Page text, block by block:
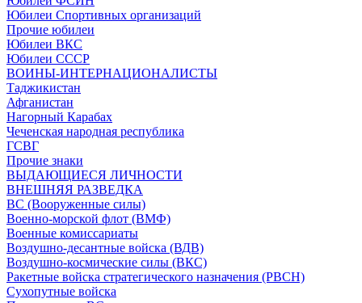
Юбилеи Спортивных организаций
Прочие юбилеи
Юбилеи ВКС
Юбилеи СССР
ВОИНЫ-ИНТЕРНАЦИОНАЛИСТЫ
Таджикистан
Афганистан
Нагорный Карабах
Чеченская народная республика
ГСВГ
Прочие знаки
ВЫДАЮЩИЕСЯ ЛИЧНОСТИ
ВНЕШНЯЯ РАЗВЕДКА
ВС (Вооруженные силы)
Военно-морской флот (ВМФ)
Военные комиссариаты
Воздушно-десантные войска (ВДВ)
Воздушно-космические силы (ВКС)
Ракетные войска стратегического назначения (РВСН)
Сухопутные войска